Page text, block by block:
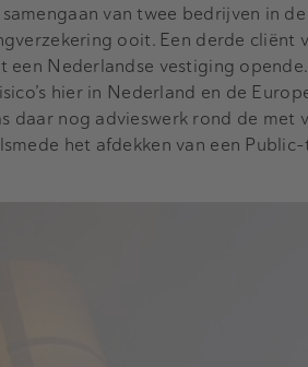
van twee bedrijven in
ooit. Een derde cliënt
een Nederlandse vestiging
hier in Nederland en de
daar nog advieswerk rond de
het afdekken van een